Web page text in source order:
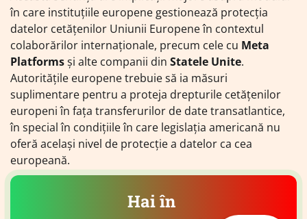
în care instituțiile europene gestionează protecția
datelor cetățenilor Uniunii Europene în contextul
colaborărilor internaționale, precum cele cu Meta
Platformsși alte companii din Statele Unite.
Autoritățile europene trebuie să ia măsuri
suplimentare pentru a proteja drepturile cetățenilor
europeni în fața transferurilor de date transatlantice,
în special în condițiile în care legislația americană nu
oferă același nivel de protecție a datelor ca cea
europeană.
Hai în